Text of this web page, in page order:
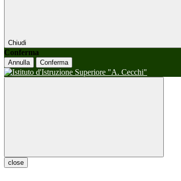
Chiudi
Conferma
Annulla Conferma
close